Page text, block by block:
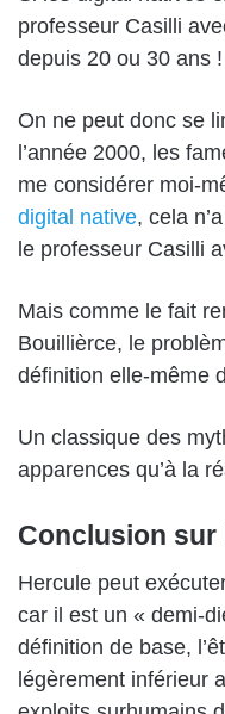
professeur Casilli
depuis 20 ou 30 ans
On ne peut donc se
l’année 2000, les
me considérer moi-
digital native, cela
le professeur Casilli
Mais comme le fait
Bouillièrce, le
définition elle-même
Un classique des
apparences qu’à la
Conclusion sur
Hercule peut
car il est un « demi-
définition de base,
légèrement inférieur